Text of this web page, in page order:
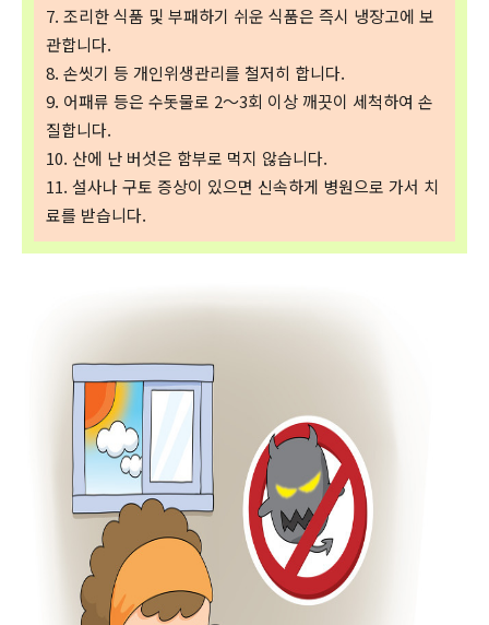
7. 조리한 식품 및 부패하기 쉬운 식품은 즉시 냉장고에 보
관합니다.
8. 손씻기 등 개인위생관리를 철저히 합니다.
9. 어패류 등은 수돗물로 2～3회 이상 깨끗이 세척하여 손
질합니다.
10. 산에 난 버섯은 함부로 먹지 않습니다.
11. 설사나 구토 증상이 있으면 신속하게 병원으로 가서 치
료를 받습니다.